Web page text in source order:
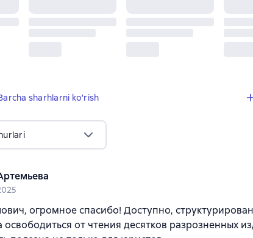
sharhlarni ko'rish
огромное спасибо! Доступно,
освободиться от чтения десятков разрозненных